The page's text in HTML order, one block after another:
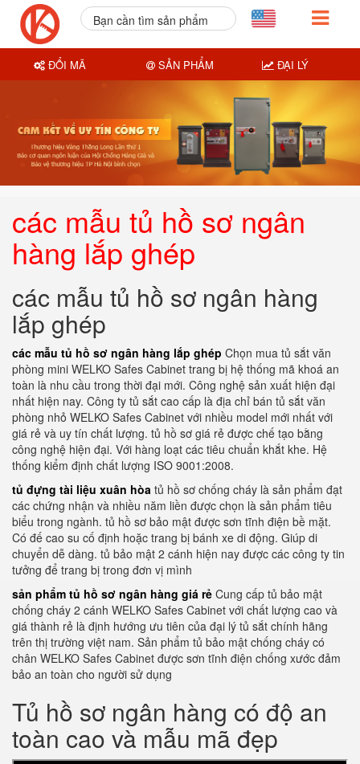
các mẫu tủ hồ sơ ngân
hàng lắp ghép
các mẫu tủ hồ sơ ngân hàng
lắp ghép
các mẫu tủ hồ sơ ngân hàng lắp ghép Chọn mua tủ sắt văn
phòng mini WELKO Safes Cabinet trang bị hệ thống mã khoá an
toàn là nhu cầu trong thời đại mới. Công nghệ sản xuất hiện đại
nhất hiện nay. Công ty tủ sắt cao cấp là địa chỉ bán tủ sắt văn
phòng nhỏ WELKO Safes Cabinet với nhiều model mới nhất với
giá rẻ và uy tín chất lượng. tủ hồ sơ giá rẻ được chế tạo bằng
công nghệ hiện đại. Với hàng loạt các tiêu chuẩn khắt khe. Hệ
thống kiểm định chất lượng ISO 9001:2008.
tủ đựng tài liệu xuân hòa tủ hồ sơ chống cháy là sản phẩm đạt
các chứng nhận và nhiều năm liền được chọn là sản phẩm tiêu
biểu trong ngành. tủ hồ sơ bảo mật được sơn tĩnh điện bề mặt.
Có đế cao su cố định hoặc trang bị bánh xe di động. Giúp di
chuyển dễ dàng. tủ bảo mật 2 cánh hiện nay được các công ty tin
tưởng để trang bị trong đơn vị mình
sản phẩm tủ hồ sơ ngân hàng giá rẻ Cung cấp tủ bảo mật
chống cháy 2 cánh WELKO Safes Cabinet với chất lượng cao và
giá thành rẻ là định hướng ưu tiên của đại lý tủ sắt chính hãng
trên thị trường việt nam. Sản phẩm tủ bảo mật chống cháy có
chân WELKO Safes Cabinet được sơn tĩnh điện chống xước đảm
bảo an toàn cho người sử dụng
Tủ hồ sơ ngân hàng có độ an
toàn cao và mẫu mã đẹp
Bạn cần tìm sản phẩm
ĐỔI MÃ SẢN PHẨM ĐẠI LÝ